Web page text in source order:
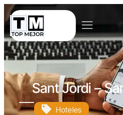
Sant Jordi –
Hoteles